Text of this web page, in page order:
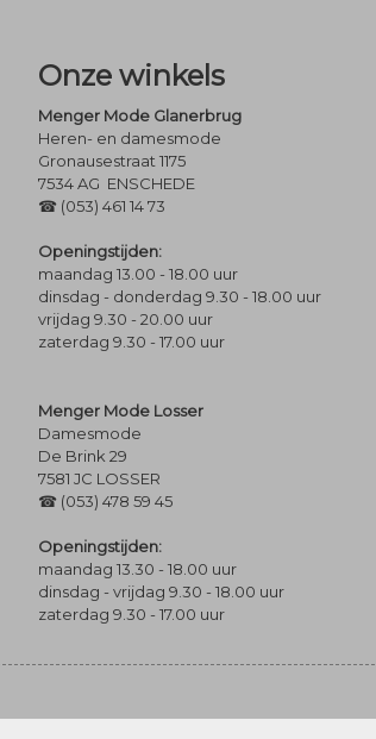
Onze winkels
Menger Mode Glanerbrug
Heren- en damesmode
Gronausestraat 1175
7534 AG ENSCHEDE
☎ (053) 461 14 73
Openingstijden:
maandag 13.00 - 18.00 uur
dinsdag - donderdag 9.30 - 18.00 uur
vrijdag 9.30 - 20.00 uur
zaterdag 9.30 - 17.00 uur
Menger Mode Losser
Damesmode
De Brink 29
7581 JC LOSSER
☎ (053) 478 59 45
Openingstijden:
maandag 13.30 - 18.00 uur
dinsdag - vrijdag 9.30 - 18.00 uur
zaterdag 9.30 - 17.00 uur